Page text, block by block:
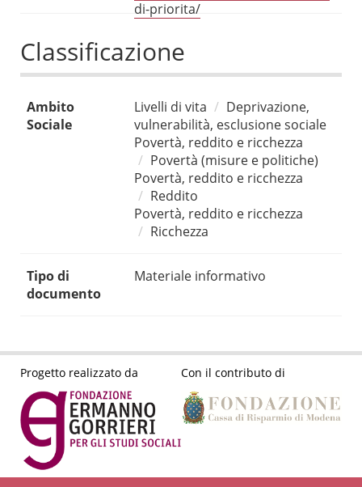
di-priorita/
Classificazione
Ambito
Sociale
Livelli di vita
Deprivazione,
vulnerabilità, esclusione sociale
Povertà, reddito e ricchezza
Povertà (misure e politiche)
Povertà, reddito e ricchezza
Reddito
Povertà, reddito e ricchezza
Ricchezza
Tipo di
documento
Materiale informativo
Progetto realizzato da Con il contributo di